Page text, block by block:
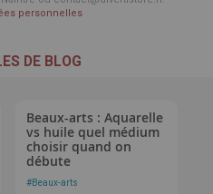
personnelles
DE BLOG
Beaux-arts : Aquarelle
vs huile quel médium
choisir quand on
débute
#Beaux-arts